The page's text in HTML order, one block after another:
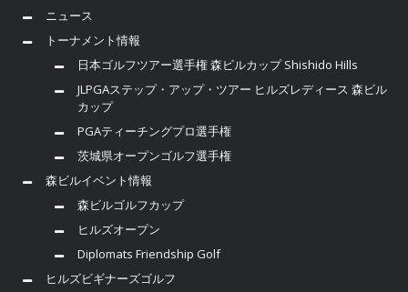
ニュース
トーナメント情報
日本ゴルフツアー選手権 森ビルカップ Shishido Hills
JLPGAステップ・アップ・ツアー ヒルズレディース 森ビル
カップ
PGAティーチングプロ選手権
茨城県オープンゴルフ選手権
森ビルイベント情報
森ビルゴルフカップ
ヒルズオープン
Diplomats Friendship Golf
ヒルズビギナーズゴルフ